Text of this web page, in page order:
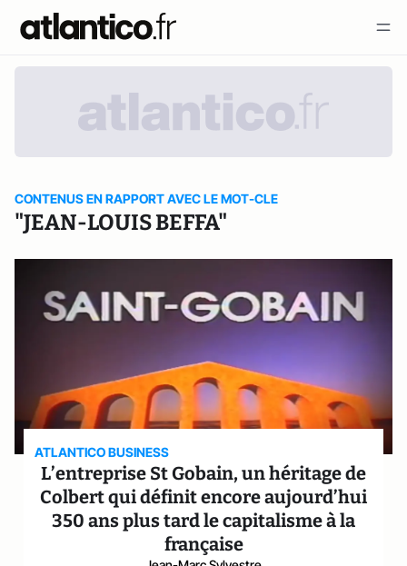
CONTENUS EN RAPPORT AVEC LE MOT-CLE
"JEAN-LOUIS BEFFA"
ATLANTICO BUSINESS
L’entreprise St Gobain, un héritage de
Colbert qui définit encore aujourd’hui
350 ans plus tard le capitalisme à la
française